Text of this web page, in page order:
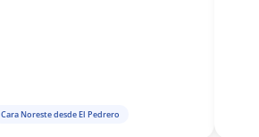
Cara Noreste desde El Pedrero